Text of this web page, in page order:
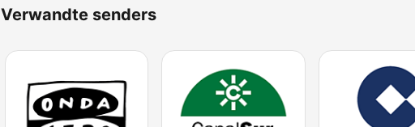
Verwandte senders